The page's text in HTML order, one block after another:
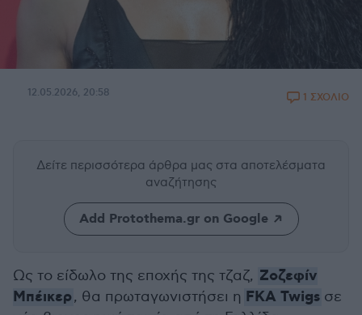
12.05.2026, 20:58 1 ΣΧΟΛΙΟ
Δείτε περισσότερα άρθρα μας στα αποτελέσματα
αναζήτησης
Add Protothema.gr on Google
Ως το είδωλο της εποχής της τζαζ, Ζοζεφίν
Μπέικερ, θα πρωταγωνιστήσει η FKA Twigs σε